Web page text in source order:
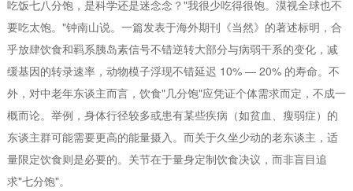
吃饭七八分饱，是科学还是迷念念？"我很少吃得很饱。漠视全球也不
要吃太饱。"钟南山说。一篇发表于海外期刊《当然》的著述标明，合
乎放肆饮食和羁系胰岛素信号不错逆转大部分与病弱干系的变化，减
缓基因的转录速率，动物模子浮现不错延迟 10% — 20% 的寿命。不
外，对中老年东谈主而言，饮食"几分饱"应凭证个体需求而定，不成一
概而论。举例，身体行径较多或患有某些疾病（如贫血、瘦弱症）的
东谈主群可能需要更高的能量摄入。而关于久坐少动的老东谈主，适
量限定饮食则是必要的。关节在于量身定制饮食决议，而非盲目追
求"七分饱"。